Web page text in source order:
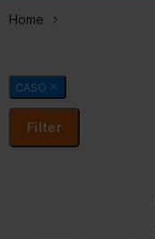
Home
CASO
Filter